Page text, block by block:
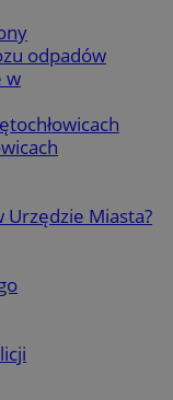
odpadów
w
Urzędzie Miasta?